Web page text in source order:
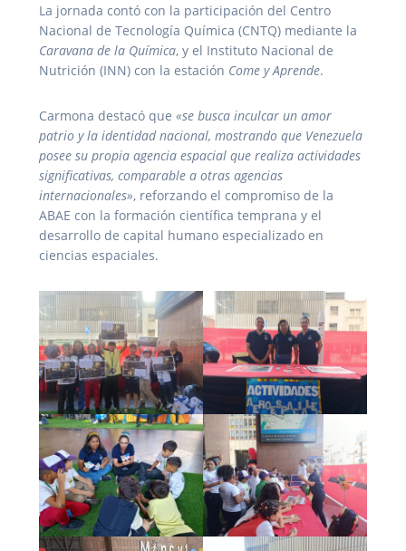
La jornada contó con la participación del Centro
Nacional de Tecnología Química (CNTQ) mediante la
Caravana de la Química, y el Instituto Nacional de
Nutrición (INN) con la estación Come y Aprende.
Carmona destacó que «se busca inculcar un amor
patrio y la identidad nacional, mostrando que Venezuela
posee su propia agencia espacial que realiza actividades
significativas, comparable a otras agencias
internacionales», reforzando el compromiso de la
ABAE con la formación científica temprana y el
desarrollo de capital humano especializado en
ciencias espaciales.